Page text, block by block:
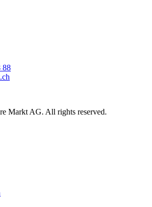
88
Markt AG. All rights reserved.